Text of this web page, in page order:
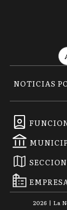
NOTICIAS
2026 | La